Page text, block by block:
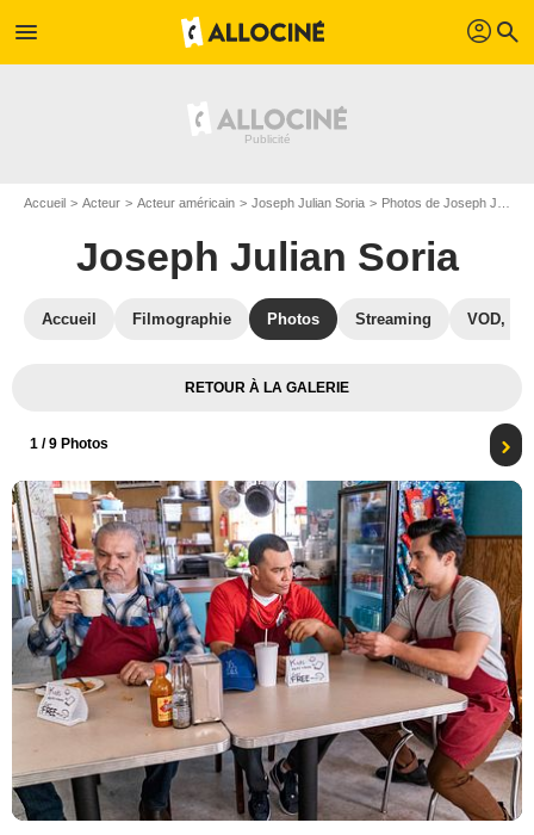
menu profil search
Accueil Acteur Acteur américain Joseph Julian Soria Photos de Joseph Julian Soria
Joseph Julian Soria
Accueil Filmographie Photos Streaming VOD,
RETOUR À LA GALERIE
1 / 9 Photos